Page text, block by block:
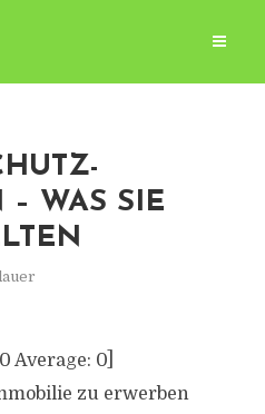
WAS SIE
0 Average: 0]
zu erwerben